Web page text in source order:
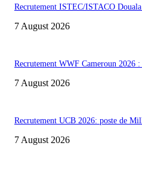
Recrutement ISTEC/ISTACO
7 August 2026
Recrutement WWF Cameroun 2026
7 August 2026
Recrutement UCB 2026: poste de
7 August 2026